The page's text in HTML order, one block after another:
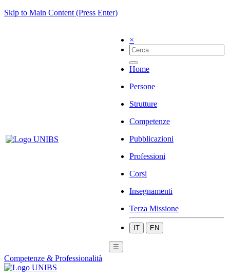
Skip to Main Content (Press Enter)
×
Home
Persone
Strutture
Competenze
Pubblicazioni
Professioni
Corsi
Insegnamenti
Terza Missione
IT EN
☰
Competenze & Professionalità